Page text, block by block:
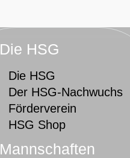
Die HSG
Die HSG
Der HSG-Nachwuchs
Förderverein
HSG Shop
Mannschaften